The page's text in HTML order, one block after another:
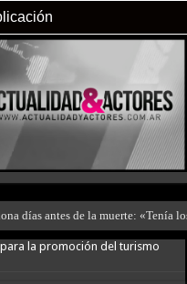
días antes de la muerte: «Tenía
la promoción del turismo